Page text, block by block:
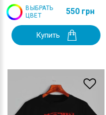
ВЫБРАТЬ
ЦВЕТ
550 грн
Купить